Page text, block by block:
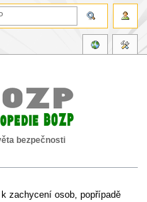
bezpečnosti
zachycení osob, popřípadě